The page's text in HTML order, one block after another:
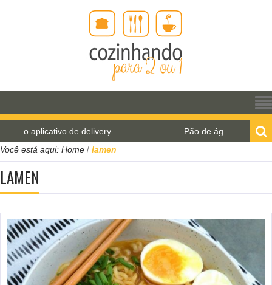
de delivery
Pão de água para o World
Você está aqui: Home / lamen
LAMEN